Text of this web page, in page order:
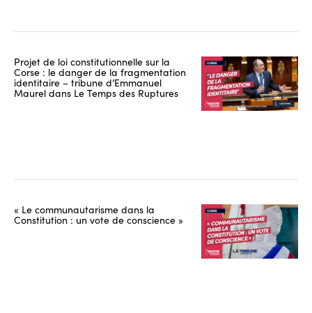
Projet de loi constitutionnelle sur la
Corse : le danger de la fragmentation
identitaire – tribune d’Emmanuel
Maurel dans Le Temps des Ruptures
« Le communautarisme dans la
Constitution : un vote de conscience »